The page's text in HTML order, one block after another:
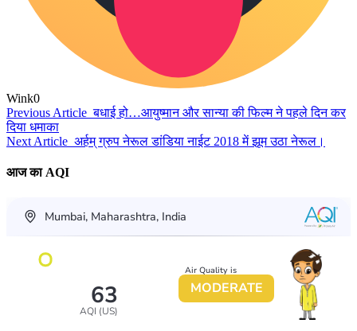
Wink0
Previous Article बधाई हो…आयुष्मान और सान्या की फिल्म ने पहले दिन कर
दिया धमाका
Next Article अर्हम् ग्रुप नेरूल डांडिया नाईट 2018 में झूम उठा नेरूल।
आज का AQI